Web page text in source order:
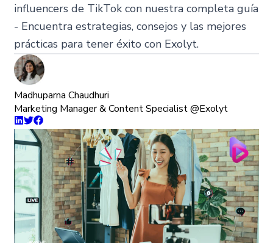
influencers de TikTok con nuestra completa guía
- Encuentra estrategias, consejos y las mejores
prácticas para tener éxito con Exolyt.
Madhuparna Chaudhuri
Marketing Manager & Content Specialist @Exolyt